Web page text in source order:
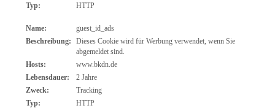
Typ:
HTTP
Name:
guest_id_ads
Beschreibung:
Dieses Cookie wird für Werbung verwendet, wenn Sie
abgemeldet sind.
Hosts:
www.bkdn.de
Lebensdauer:
2 Jahre
Zweck:
Tracking
Typ:
HTTP